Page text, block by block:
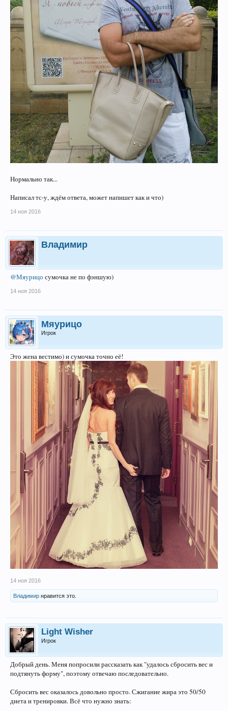
Нормально так...
Написал тс-у, ждём ответа, может напишет как и что)
14 ноя 2016
Владимир
@Мяурицо сумочка не по фэншую)
14 ноя 2016
Мяурицо
Игрок
Это жена вестимо) и сумочка точно её!
14 ноя 2016
Владимир нравится это.
Light Wisher
Игрок
Добрый день. Меня попросили рассказать как "удалось сбросить вес и
подтянуть форму", поэтому отвечаю последовательно.
Сбросить вес оказалось довольно просто. Сжигание жира это 50/50
диета и тренировки. Всё что нужно знать: